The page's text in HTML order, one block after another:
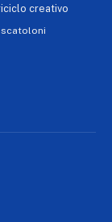
creativo
scatoloni